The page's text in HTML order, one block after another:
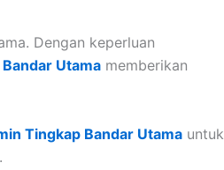
Dengan keperluan
Utama memberikan
Tingkap Bandar Utama untuk